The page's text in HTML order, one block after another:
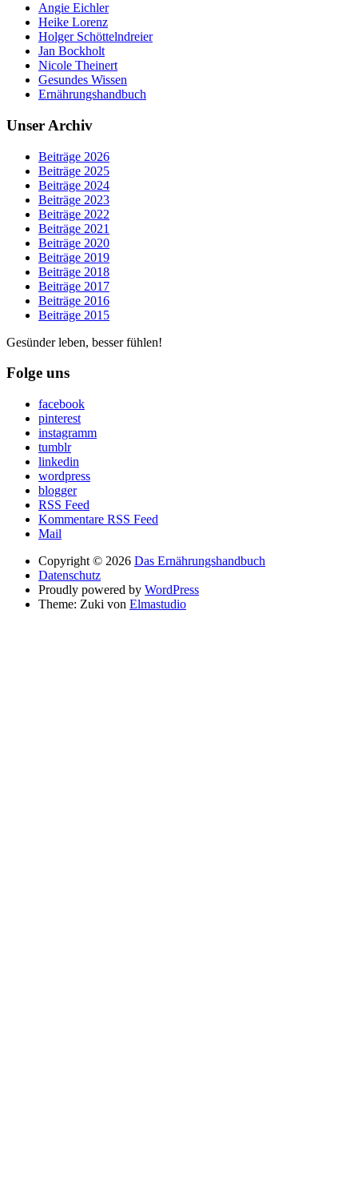
Angie Eichler
Heike Lorenz
Holger Schöttelndreier
Jan Bockholt
Nicole Theinert
Gesundes Wissen
Ernährungshandbuch
Unser Archiv
Beiträge 2026
Beiträge 2025
Beiträge 2024
Beiträge 2023
Beiträge 2022
Beiträge 2021
Beiträge 2020
Beiträge 2019
Beiträge 2018
Beiträge 2017
Beiträge 2016
Beiträge 2015
Gesünder leben, besser fühlen!
Folge uns
facebook
pinterest
instagramm
tumblr
linkedin
wordpress
blogger
RSS Feed
Kommentare RSS Feed
Mail
Copyright © 2026 Das Ernährungshandbuch
Datenschutz
Proudly powered by WordPress
Theme: Zuki von Elmastudio